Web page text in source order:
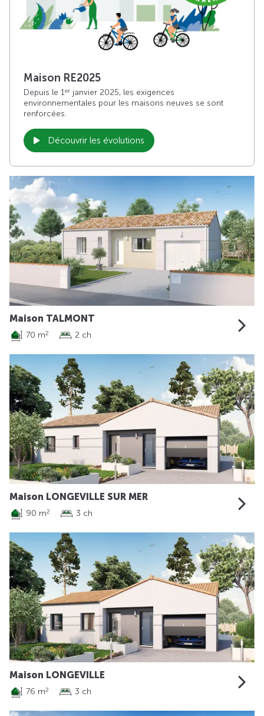
Maison RE2025
Depuis le 1er janvier 2025, les exigences
environnementales pour les maisons neuves se sont
renforcées.
Découvrir les évolutions
Maison TALMONT
70 m2 2 ch
Maison LONGEVILLE SUR MER
90 m2 3 ch
Maison LONGEVILLE
76 m2 3 ch